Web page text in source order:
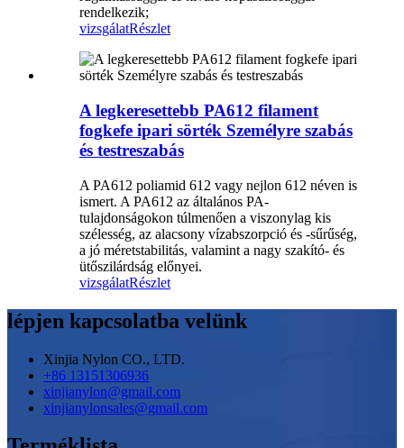
rendelkezik;
vizsgálatRészlet
A legkeresettebb PA612 filament
fogkefe ipari sörték Személyre szabás
és testreszabás
A PA612 poliamid 612 vagy nejlon 612 néven is
ismert. A PA612 az általános PA-
tulajdonságokon túlmenően a viszonylag kis
szélesség, az alacsony vízabszorpció és -sűrűség,
a jó méretstabilitás, valamint a nagy szakító- és
ütőszilárdság előnyei.
vizsgálatRészlet
lépjen kapcsolatba velünk
Xinjia Nylon CO., LTD.
+86 13151306936
xinjianylon@gmail.com
xinjianylonsales@gmail.com